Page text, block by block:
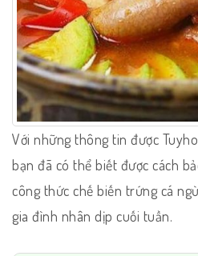
Với những thông tin được
bạn đã có thể biết được cách
công thức chế biến trứng cá
gia đình nhân dịp cuối tuần.